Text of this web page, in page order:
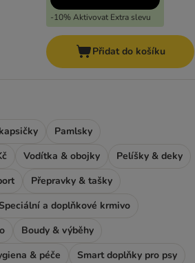
-10% Aktivovat Extra slevu
Přidat do košíku
Pamlsky
Vodítka & obojky
Pelíšky & deky
Přepravky & tašky
a doplňkové krmivo
Boudy & výběhy
& péče
Smart doplňky pro psy